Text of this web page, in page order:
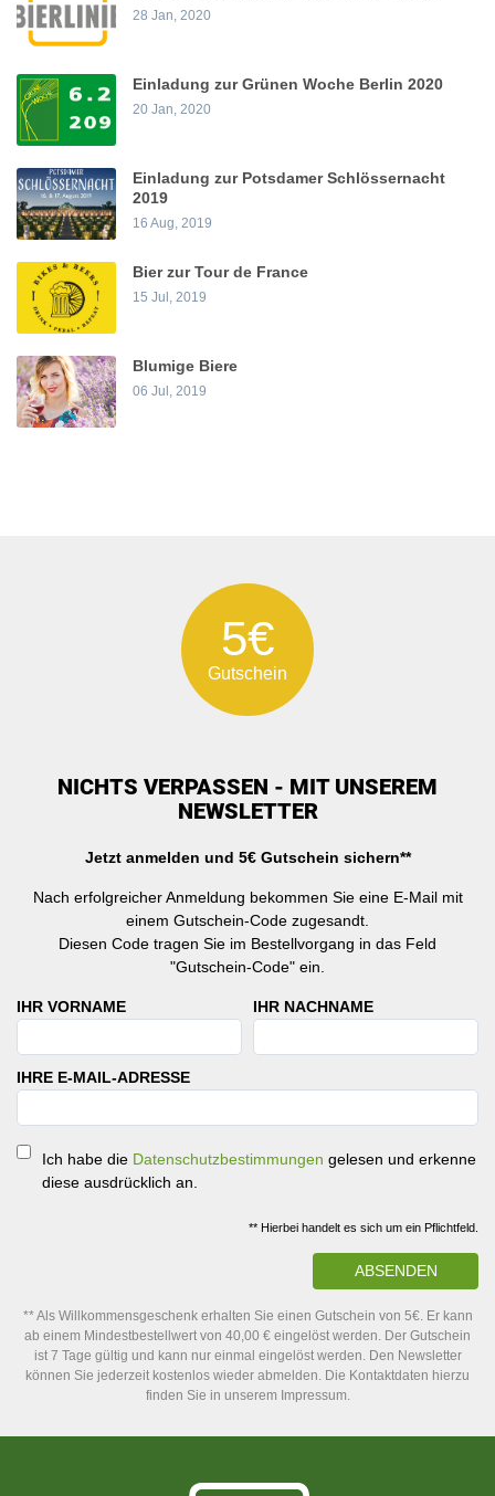
28 Jan, 2020
Einladung zur Grünen Woche Berlin 2020
20 Jan, 2020
Einladung zur Potsdamer Schlössernacht
2019
16 Aug, 2019
Bier zur Tour de France
15 Jul, 2019
Blumige Biere
06 Jul, 2019
5€
Gutschein
NICHTS VERPASSEN - MIT UNSEREM
NEWSLETTER
Jetzt anmelden und 5€ Gutschein sichern**
Nach erfolgreicher Anmeldung bekommen Sie eine E-Mail mit
einem Gutschein-Code zugesandt.
Diesen Code tragen Sie im Bestellvorgang in das Feld
"Gutschein-Code" ein.
IHR VORNAME IHR NACHNAME
IHRE E-MAIL-ADRESSE
Ich habe die Datenschutzbestimmungen gelesen und erkenne
diese ausdrücklich an.
** Hierbei handelt es sich um ein Pflichtfeld.
ABSENDEN
** Als Willkommensgeschenk erhalten Sie einen Gutschein von 5€. Er kann
ab einem Mindestbestellwert von 40,00 € eingelöst werden. Der Gutschein
ist 7 Tage gültig und kann nur einmal eingelöst werden. Den Newsletter
können Sie jederzeit kostenlos wieder abmelden. Die Kontaktdaten hierzu
finden Sie in unserem Impressum.